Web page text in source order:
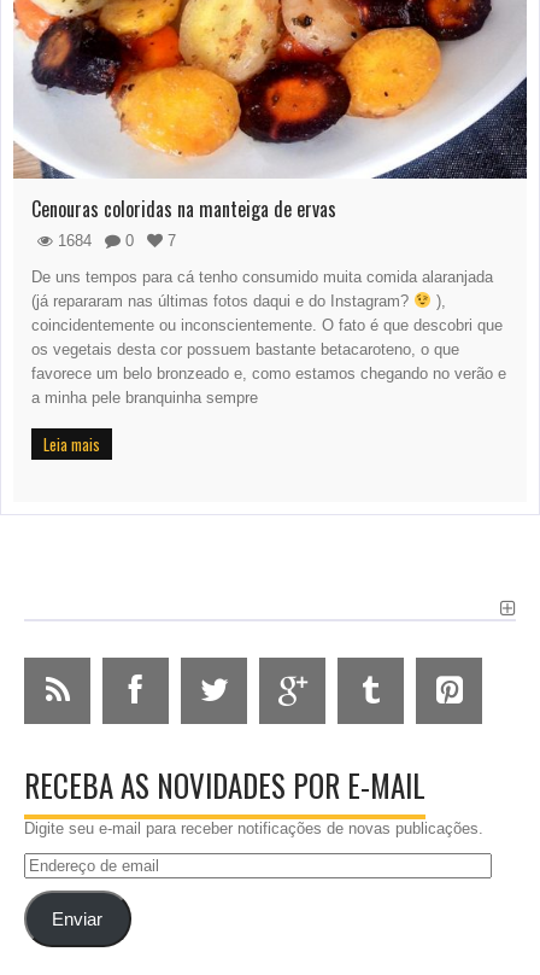
Cenouras coloridas na manteiga de ervas
1684 0
7
De uns tempos para cá tenho consumido muita comida alaranjada
(já repararam nas últimas fotos daqui e do Instagram?
),
coincidentemente ou inconscientemente. O fato é que descobri que
os vegetais desta cor possuem bastante betacaroteno, o que
favorece um belo bronzeado e, como estamos chegando no verão e
a minha pele branquinha sempre
Leia mais
RECEBA AS NOVIDADES POR E-MAIL
Digite seu e-mail para receber notificações de novas publicações.
Endereço
emailEnviar